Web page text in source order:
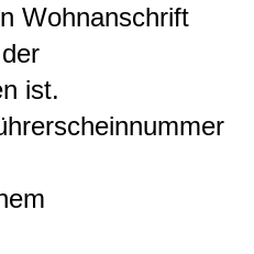
Wohnanschrift
ist.